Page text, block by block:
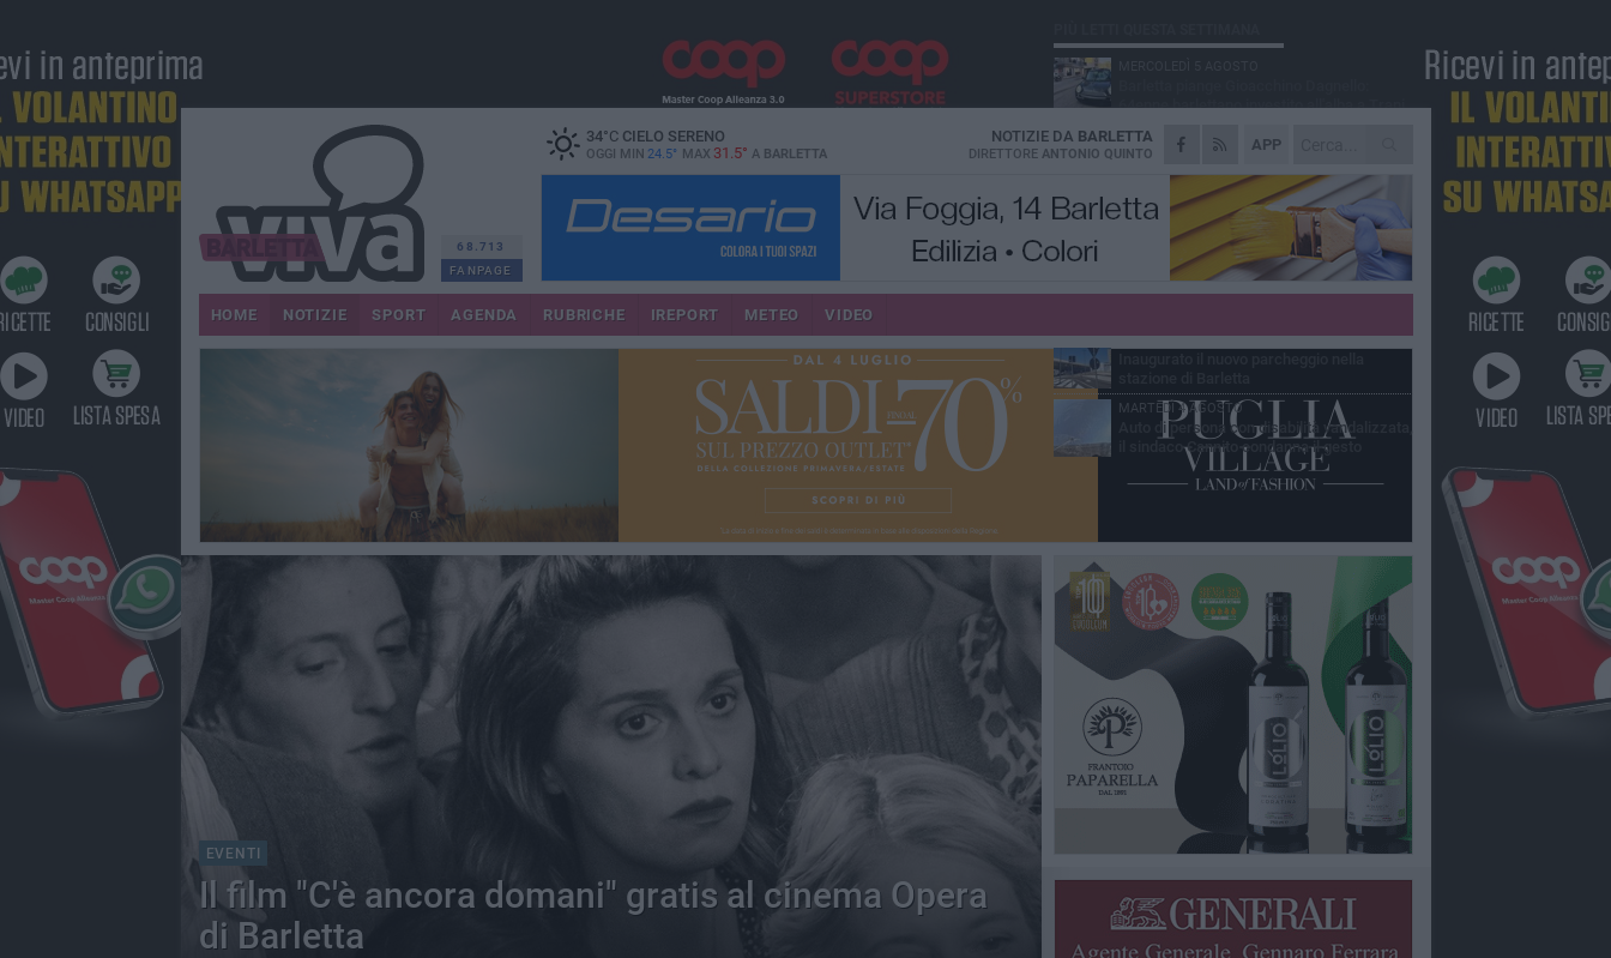
68.713
FANPAGE
34°CCIELO SERENO
OGGI MIN 24.5° MAX 31.5° A BARLETTA
APP
NOTIZIE DA BARLETTA
DIRETTORE ANTONIO QUINTO
HOME NOTIZIE SPORT AGENDA RUBRICHE IREPORT METEO VIDEO
EVENTI
Il film "C'è ancora domani" gratis al cinema Opera
di Barletta
64enne barlettano investito all'alba a Trani
GIOVEDÌ 6 AGOSTO
Il ricordo di "Cecco", il benzinaio col
sorriso: «Contava i giorni che lo
separavano dalla pensione»
MERCOLEDÌ 5 AGOSTO
Jova Summer Party, giovedì mattina
sopralluogo nell'area dell'evento
DOMENICA 2 AGOSTO
Beni confiscati alla mafia. Nasce il servizio
VENERDÌ 31 LUGLIO
MARTEDÌ 4 AGOSTO
Auto di persona con disabilità vandalizzata,
il sindaco Cannito condanna il gesto